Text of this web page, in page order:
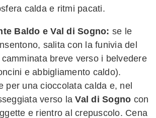
calda e ritmi pacati.
Baldo e Val di Sogno: se le
salita con la funivia del
breve verso i belvedere
e abbigliamento caldo).
per una cioccolata calda e, nel
verso laVal di Sogno con
e rientro al crepuscolo. Cena